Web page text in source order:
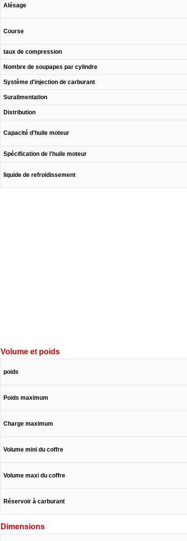
Alésage
Course
taux de compression
Nombre de soupapes par cylindre
Système d'injection de carburant
Suralimentation
Distribution
Capacité d'huile moteur
Spécification de l'huile moteur
liquide de refroidissement
Volume et poids
poids
Poids maximum
Charge maximum
Volume mini du coffre
Volume maxi du coffre
Réservoir à carburant
Dimensions